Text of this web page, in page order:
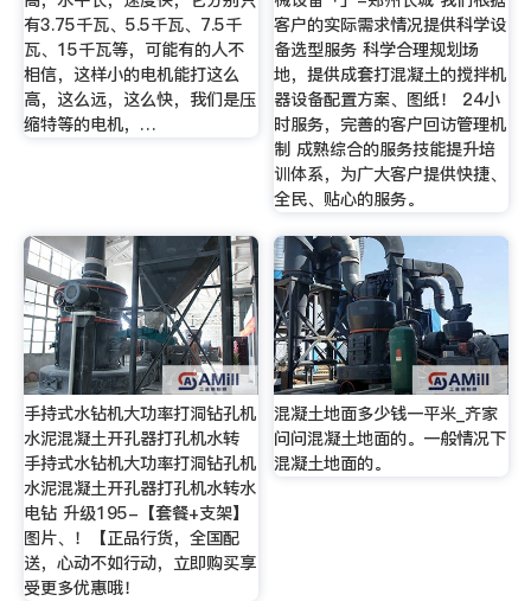
有3.75千瓦、5.5千瓦、7.5千
瓦、15千瓦等，可能有的人不
相信，这样小的电机能打这么
高，这么远，这么快，我们是压
缩特等的电机，…
客户的实际需求情况提供科学设
备选型服务 科学合理规划场
地，提供成套打混凝土的搅拌机
器设备配置方案、图纸！ 24小
时服务，完善的客户回访管理机
制 成熟综合的服务技能提升培
训体系，为广大客户提供快捷、
全民、贴心的服务。
手持式水钻机大功率打洞钻孔机
水泥混凝土开孔器打孔机水转
手持式水钻机大功率打洞钻孔机
水泥混凝土开孔器打孔机水转水
电钻 升级195-【套餐+支架】
图片、！【正品行货，全国配
送，心动不如行动，立即购买享
受更多优惠哦！
混凝土地面多少钱一平米_齐家
问问混凝土地面的。一般情况下
混凝土地面的。